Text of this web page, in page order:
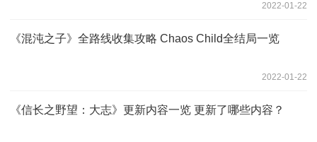
2022-01-22
《混沌之子》全路线收集攻略 Chaos Child全结局一览
2022-01-22
《信长之野望：大志》更新内容一览 更新了哪些内容？